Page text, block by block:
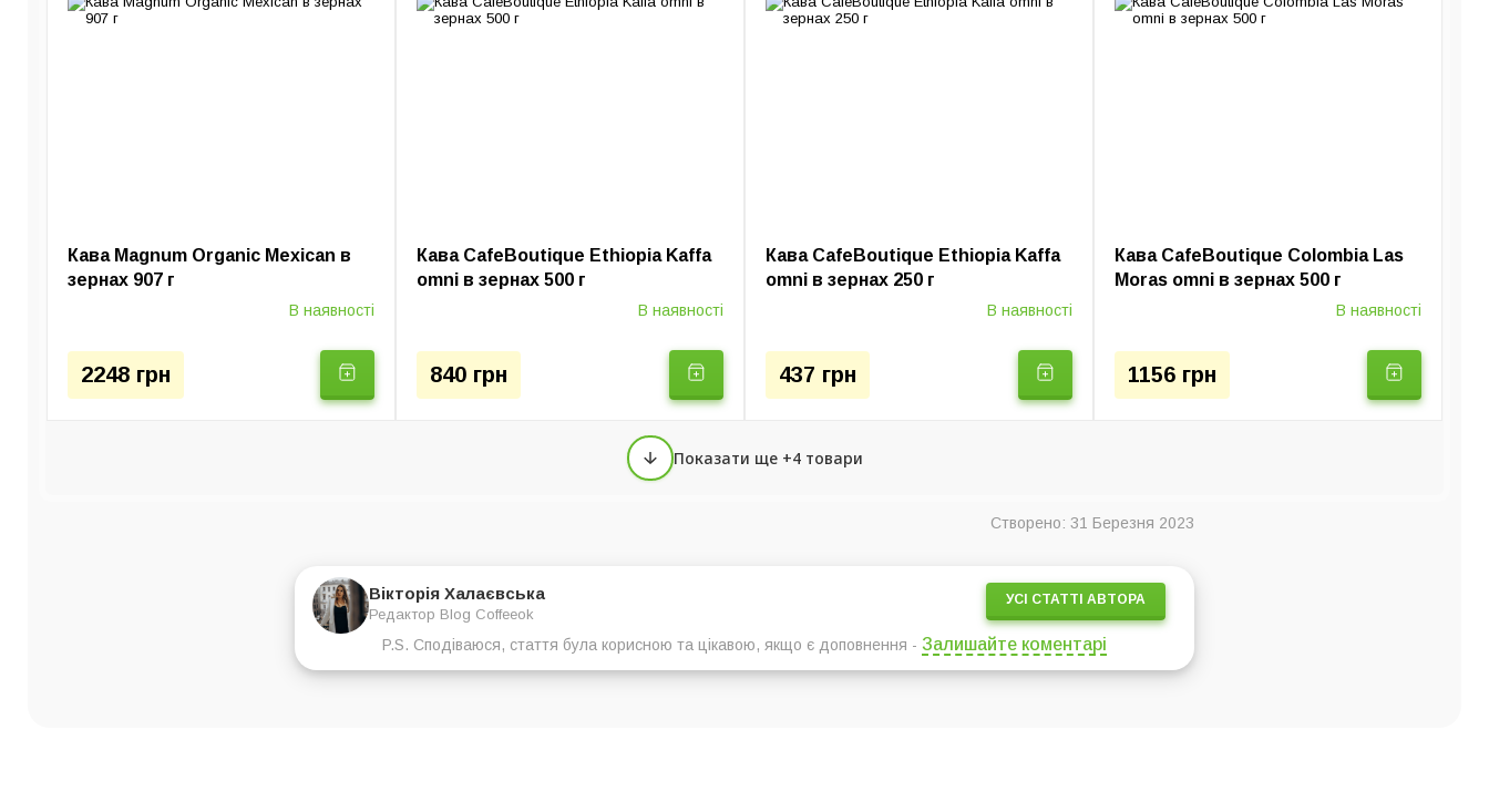
Кава Magnum Organic Mexican в
зернах 907 г
В наявності
2248 грн
Кава CafeBoutique Ethiopia Kaffa
omni в зернах 500 г
В наявності
840 грн
Кава CafeBoutique Ethiopia Kaffa
omni в зернах 250 г
В наявності
437 грн
Кава CafeBoutique Colombia Las
Moras omni в зернах 500 г
В наявності
1156 грн
Показати ще +4 товари
Створено: 31 Березня 2023
Вікторія Халаєвська
Редактор Blog Coffeeok
УСІ СТАТТІ АВТОРА
P.S. Сподіваюся, стаття була корисною та цікавою, якщо є доповнення - Залишайте коментарі